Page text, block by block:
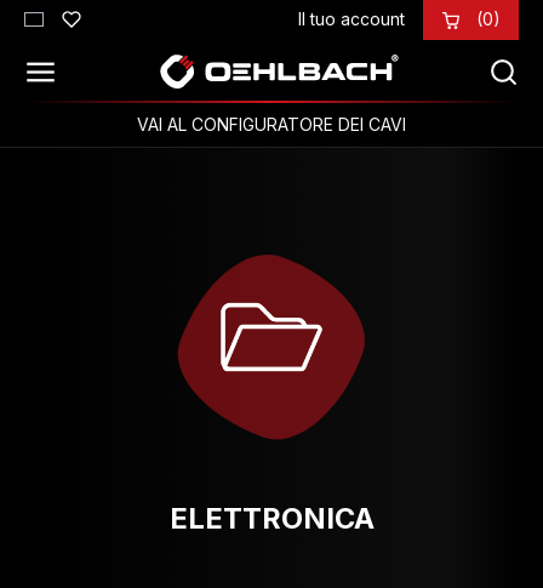
Passa al contenuto principale Il tuo account (0)
VAI AL CONFIGURATORE DEI CAVI
ELETTRONICA